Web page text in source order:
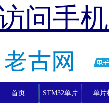
问手
首页 STM32单片 单片